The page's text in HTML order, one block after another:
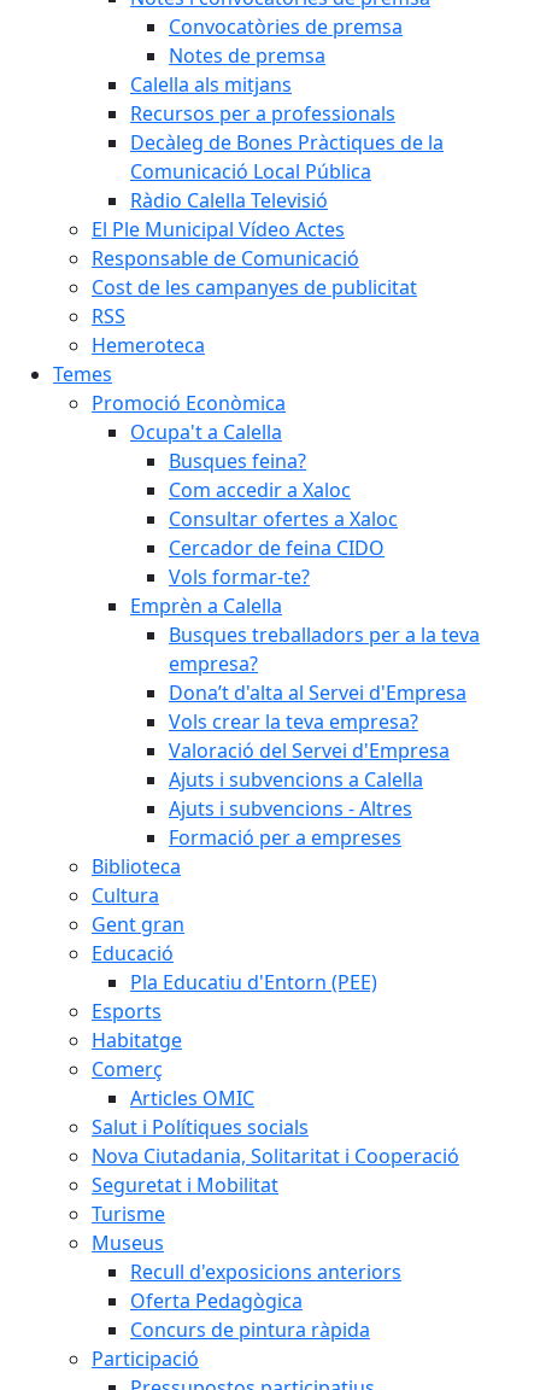
Convocatòries de premsa
Notes de premsa
Calella als mitjans
Recursos per a professionals
Decàleg de Bones Pràctiques de la
Comunicació Local Pública
Ràdio Calella Televisió
El Ple Municipal Vídeo Actes
Responsable de Comunicació
Cost de les campanyes de publicitat
RSS
Hemeroteca
Temes
Promoció Econòmica
Ocupa't a Calella
Busques feina?
Com accedir a Xaloc
Consultar ofertes a Xaloc
Cercador de feina CIDO
Vols formar-te?
Emprèn a Calella
Busques treballadors per a la teva
empresa?
Dona’t d'alta al Servei d'Empresa
Vols crear la teva empresa?
Valoració del Servei d'Empresa
Ajuts i subvencions a Calella
Ajuts i subvencions - Altres
Formació per a empreses
Biblioteca
Cultura
Gent gran
Educació
Pla Educatiu d'Entorn (PEE)
Esports
Habitatge
Comerç
Articles OMIC
Salut i Polítiques socials
Nova Ciutadania, Solitaritat i Cooperació
Seguretat i Mobilitat
Turisme
Museus
Recull d'exposicions anteriors
Oferta Pedagògica
Concurs de pintura ràpida
Participació